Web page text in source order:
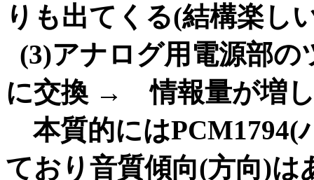
りも出てくる(結構楽し
(3)アナログ用電源部
に交換 → 情報量が
本質的にはPCM1794(
ており音質傾向(方向)